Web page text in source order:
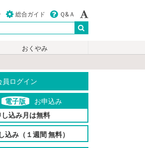
総合ガイド Ｑ&Ａ
おくやみ
員ログイン
電子版
お申込み
込み月は無料
込み（１週間 無料）